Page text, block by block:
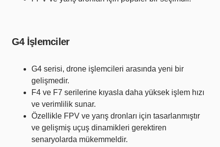
G4 İşlemciler
G4 serisi, drone işlemcileri arasında yeni bir
gelişmedir.
F4 ve F7 serilerine kıyasla daha yüksek işlem hızı
ve verimlilik sunar.
Özellikle FPV ve yarış dronları için tasarlanmıştır
ve gelişmiş uçuş dinamikleri gerektiren
senaryolarda mükemmeldir.